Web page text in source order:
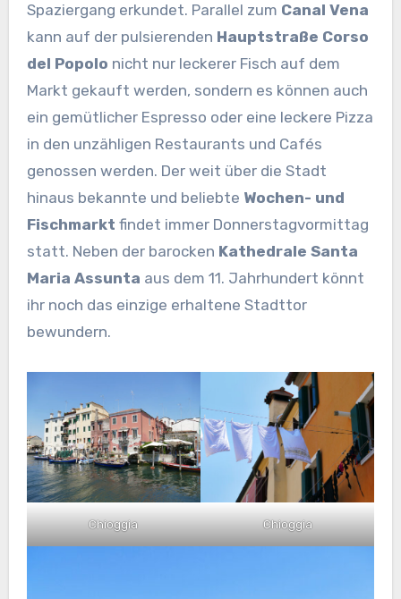
Spaziergang erkundet. Parallel zum Canal Vena
kann auf der pulsierenden Hauptstraße Corso
del Popolo nicht nur leckerer Fisch auf dem
Markt gekauft werden, sondern es können auch
ein gemütlicher Espresso oder eine leckere Pizza
in den unzähligen Restaurants und Cafés
genossen werden. Der weit über die Stadt
hinaus bekannte und beliebte Wochen- und
Fischmarkt findet immer Donnerstagvormittag
statt. Neben der barocken Kathedrale Santa
Maria Assunta aus dem 11. Jahrhundert könnt
ihr noch das einzige erhaltene Stadttor
bewundern.
Chioggia Chioggia